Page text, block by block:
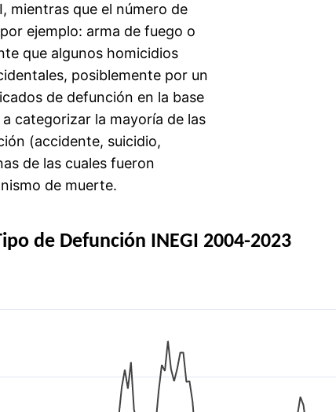
mientras que el número de
ejemplo: arma de fuego o
que algunos homicidios
posiblemente por un
de defunción en la base
categorizar la mayoría de las
(accidente, suicidio,
de las cuales fueron
de muerte.
de Defunción INEGI 2004-2023